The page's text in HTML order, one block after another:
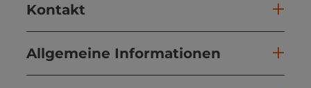
Kontakt
Allgemeine Informationen